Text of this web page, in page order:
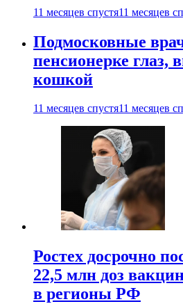
11 месяцев спустя11 месяцев
Подмосковные
пенсионерке
кошкой
11 месяцев спустя11 месяцев
Ростех досрочно
22,5 млн доз
в регионы РФ